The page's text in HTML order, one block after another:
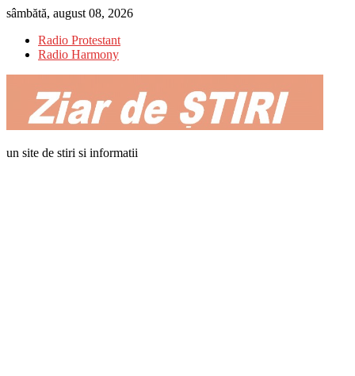
Skip
content
sâmbătă, august 08, 2026
Radio Protestant
Radio Harmony
un site de stiri si informatii